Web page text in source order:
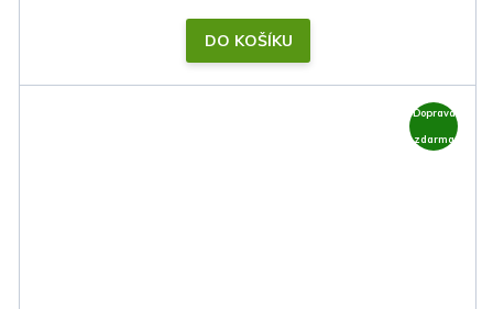
DO KOŠÍKU
Doprava
zdarma